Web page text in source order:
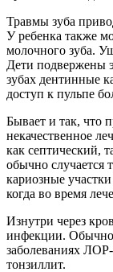
Травмы зуба
У ребенка также
молочного зуба.
Дети подвержены
зубах дентинные
доступ к пульпе
Бывает и так, что
некачественное
как септический,
обычно случается
кариозные
когда во время
Изнутри через
инфекции. Обычно
заболеваниях
тонзиллит.